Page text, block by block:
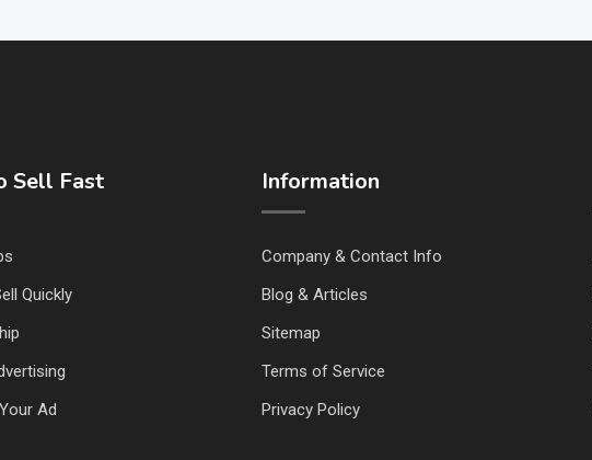
Sell Fast
Quickly
Ad
Information
Company & Contact Info
Blog & Articles
Sitemap
Terms of Service
Privacy Policy